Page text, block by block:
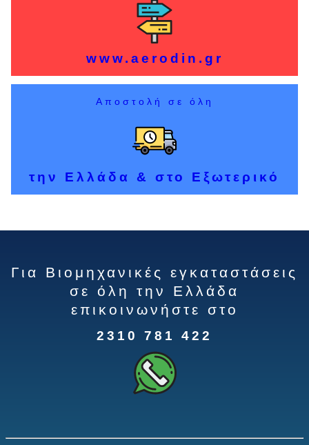
www.aerodin.gr
Αποστολή σε όλη
την Ελλάδα & στο Εξωτερικό
Για Βιομηχανικές εγκαταστάσεις
σε όλη την Ελλάδα
επικοινωνήστε στο
2310 781 422